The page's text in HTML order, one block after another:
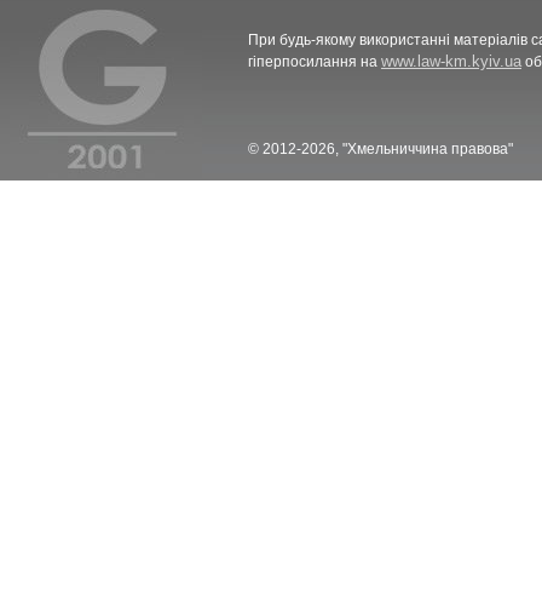
При будь-якому використанні матеріалів
гіперпосилання на www.law-km.kyiv.ua
© 2012-2026, "Хмельниччина правова"